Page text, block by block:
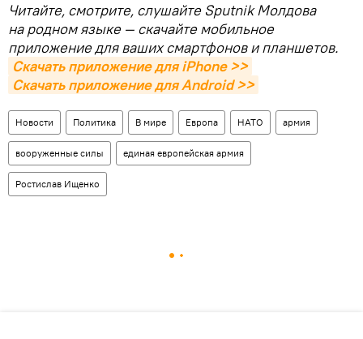
Читайте, смотрите, слушайте Sputnik Молдова
на родном языке — скачайте мобильное
приложение для ваших смартфонов и планшетов.
Скачать приложение для iPhone >>
Скачать приложение для Android >>
Новости Политика В мире Европа НАТО армия
вооруженные силы единая европейская армия
Ростислав Ищенко